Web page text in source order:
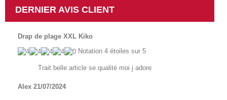
DERNIER AVIS CLIENT
Drap de plage XXL Kiko
Notation 4 étoiles sur 5
Trait belle article se qualité moi j adore
Alex 21/07/2024